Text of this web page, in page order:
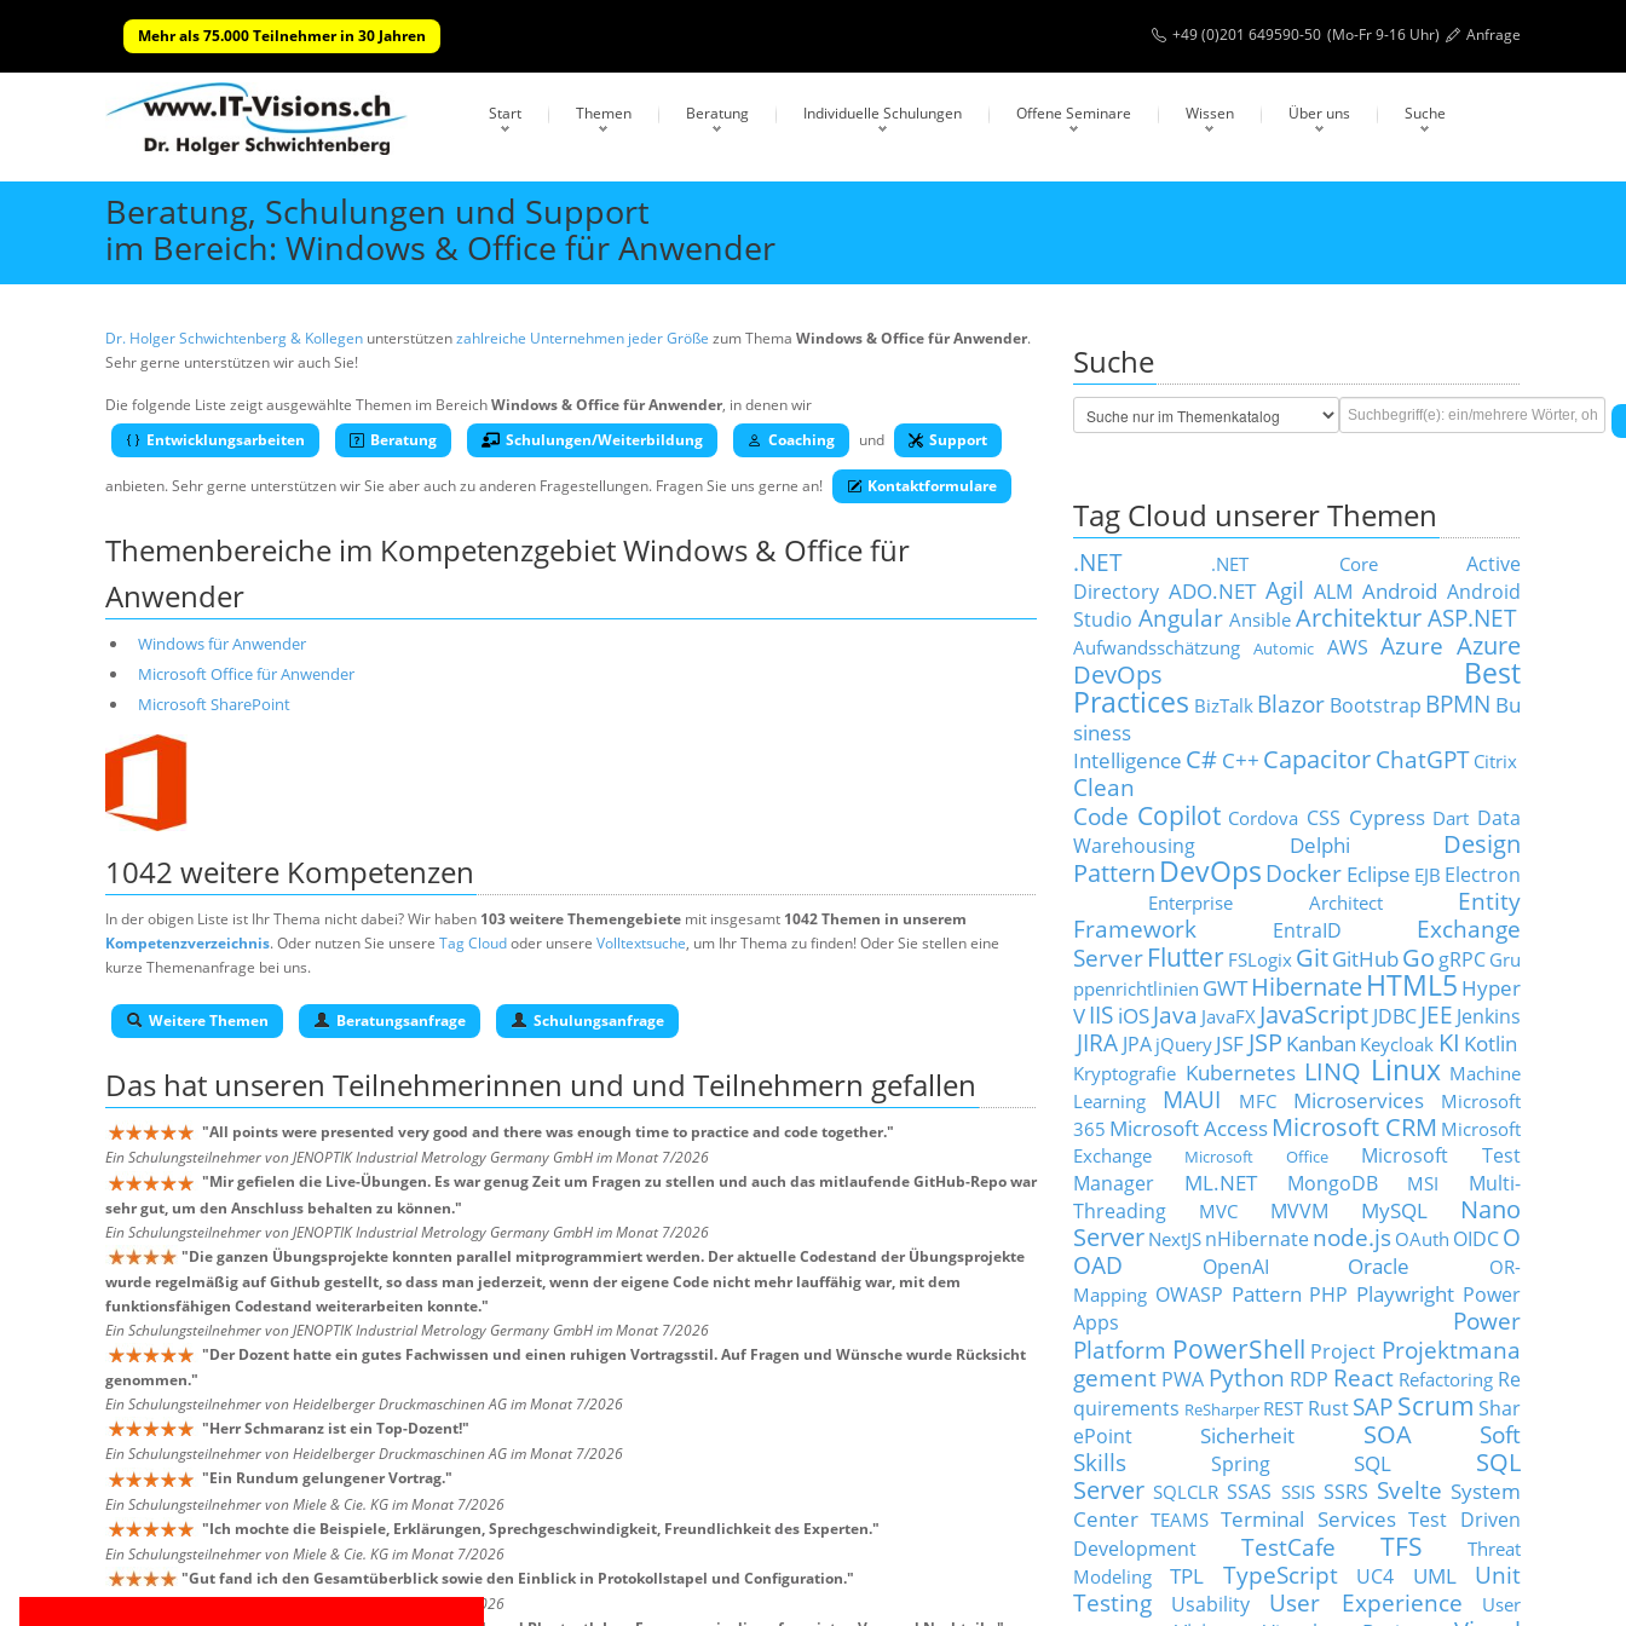
Mehr als 75.000 Teilnehmer in 30 Jahren +49 (0)201 649590-50 (Mo-Fr 9-16 Uhr) Anfrage
Start Themen Beratung Individuelle Schulungen Offene Seminare Wissen Über uns Suche
Beratung, Schulungen und Support
im Bereich: Windows & Office für Anwender
Dr. Holger Schwichtenberg & Kollegen unterstützenzahlreiche Unternehmen jeder Größe zum Thema Windows & Office für Anwender.
Sehr gerne unterstützen wir auch Sie!
Die folgende Liste zeigt ausgewählte Themen im BereichWindows & Office für Anwender, in denen wir
Entwicklungsarbeiten
Beratung Schulungen/Weiterbildung Coaching und Support
anbieten. Sehr gerne unterstützen wir Sie aber auch zu anderen Fragestellungen. Fragen Sie uns gerne an! Kontaktformulare
Themenbereiche im Kompetenzgebiet Windows & Office für
Anwender
Windows für Anwender
Microsoft Office für Anwender
Microsoft SharePoint
1042 weitere Kompetenzen
In der obigen Liste ist Ihr Thema nicht dabei? Wir haben 103 weitere Themengebiete mit insgesamt 1042 Themen in unserem
Kompetenzverzeichnis. Oder nutzen Sie unsere Tag Cloudoder unsere Volltextsuche, um Ihr Thema zu finden! Oder Sie stellen eine
kurze Themenanfrage bei uns.
Weitere Themen Beratungsanfrage Schulungsanfrage
Das hat unseren Teilnehmerinnen und und Teilnehmern gefallen
"All points were presented very good and there was enough time to practice and code together."
Ein Schulungsteilnehmer von JENOPTIK Industrial Metrology Germany GmbH im Monat 7/2026
"Mir gefielen die Live-Übungen. Es war genug Zeit um Fragen zu stellen und auch das mitlaufende GitHub-Repo war
sehr gut, um den Anschluss behalten zu können."
Ein Schulungsteilnehmer von JENOPTIK Industrial Metrology Germany GmbH im Monat 7/2026
"Die ganzen Übungsprojekte konnten parallel mitprogrammiert werden. Der aktuelle Codestand der Übungsprojekte
wurde regelmäßig auf Github gestellt, so dass man jederzeit, wenn der eigene Code nicht mehr lauffähig war, mit dem
funktionsfähigen Codestand weiterarbeiten konnte."
Ein Schulungsteilnehmer von JENOPTIK Industrial Metrology Germany GmbH im Monat 7/2026
"Der Dozent hatte ein gutes Fachwissen und einen ruhigen Vortragsstil. Auf Fragen und Wünsche wurde Rücksicht
genommen."
Ein Schulungsteilnehmer von Heidelberger Druckmaschinen AG im Monat 7/2026
"Herr Schmaranz ist ein Top-Dozent!"
Ein Schulungsteilnehmer von Heidelberger Druckmaschinen AG im Monat 7/2026
"Ein Rundum gelungener Vortrag."
Ein Schulungsteilnehmer von Miele & Cie. KG im Monat 7/2026
"Ich mochte die Beispiele, Erklärungen, Sprechgeschwindigkeit, Freundlichkeit des Experten."
Ein Schulungsteilnehmer von Miele & Cie. KG im Monat 7/2026
"Gut fand ich den Gesamtüberblick sowie den Einblick in Protokollstapel und Configuration."
Ein Schulungsteilnehmer von Miele & Cie. KG im Monat 7/2026
Suche
Tag Cloud unserer Themen
.NET .NET Core
Active
Directory ADO.NET Agil ALM Android Android
Studio Angular Ansible Architektur ASP.NET
Aufwandsschätzung Automic AWS Azure Azure
DevOps
Best
Practices BizTalk Blazor Bootstrap BPMN Bu
siness
Intelligence C# C++ Capacitor ChatGPT Citrix
Clean
Code Copilot Cordova CSS Cypress Dart Data
Warehousing
Delphi
Design
Pattern DevOps Docker Eclipse EJB Electron
Enterprise Architect
Entity
Framework
EntraID
Exchange
Server Flutter FSLogix GitGitHubGo gRPC Gru
ppenrichtlinien GWT HibernateHTML5 Hyper
VIIS iOSJava JavaFX JavaScript JDBC JEE Jenkins
JIRA JPA jQuery JSF JSP Kanban Keycloak KI Kotlin
Kryptografie Kubernetes LINQ Linux Machine
Learning
MAUI MFC Microservices
Microsoft
365 Microsoft Access Microsoft CRM Microsoft
Exchange
Microsoft Office
Microsoft Test
Manager
ML.NET MongoDB MSI
Multi-
Threading
MVC MVVM MySQL
Nano
Server NextJS nHibernatenode.js OAuth OIDCO
OAD
OpenAI Oracle
OR-
Mapping OWASP Pattern PHP Playwright Power
Apps
Power
Platform PowerShell Project Projektmana
gement PWA Python RDP React Refactoring Re
quirements ReSharper REST Rust SAP Scrum Shar
ePoint
Sicherheit SOA
Soft
Skills
Spring SQL
SQL
Server SQLCLR SSAS SSIS SSRS Svelte System
Center TEAMS Terminal Services Test Driven
Development
TestCafe TFS
Threat
Modeling
TPL TypeScript UC4 UML
Unit
Testing
Usability User Experience
User